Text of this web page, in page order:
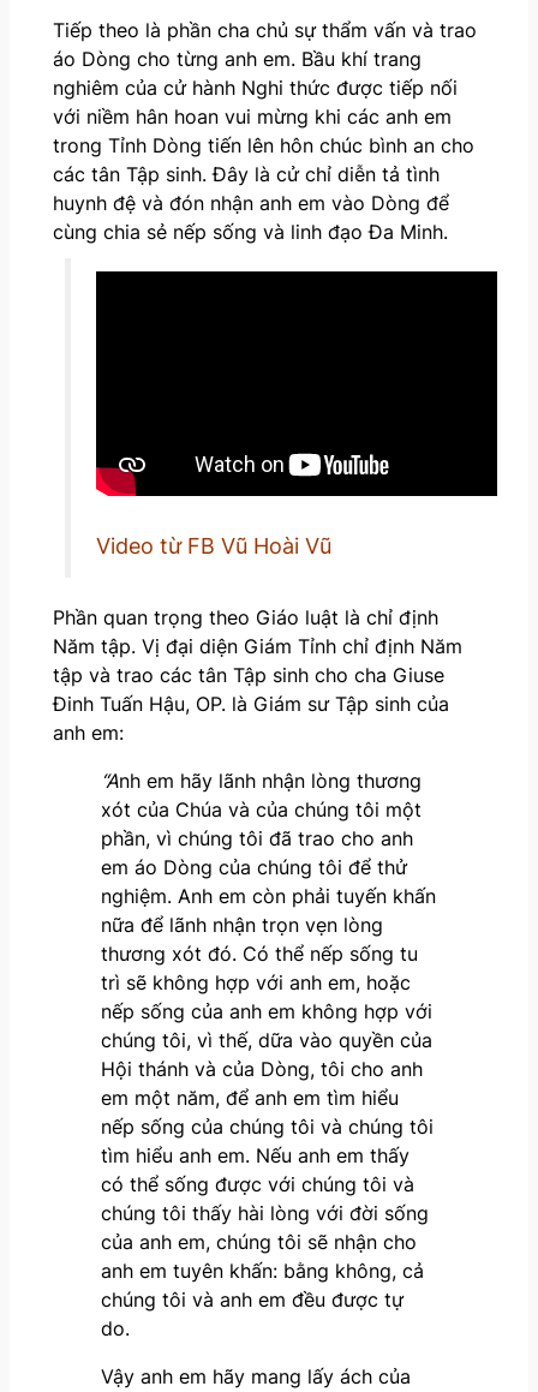
Tiếp theo là phần cha chủ sự thẩm vấn và trao
áo Dòng cho từng anh em. Bầu khí trang
nghiêm của cử hành Nghi thức được tiếp nối
với niềm hân hoan vui mừng khi các anh em
trong Tỉnh Dòng tiến lên hôn chúc bình an cho
các tân Tập sinh. Đây là cử chỉ diễn tả tình
huynh đệ và đón nhận anh em vào Dòng để
cùng chia sẻ nếp sống và linh đạo Đa Minh.
Video từ FB Vũ Hoài Vũ
Phần quan trọng theo Giáo luật là chỉ định
Năm tập. Vị đại diện Giám Tỉnh chỉ định Năm
tập và trao các tân Tập sinh cho cha Giuse
Đinh Tuấn Hậu, OP. là Giám sư Tập sinh của
anh em:
“Anh em hãy lãnh nhận lòng thương
xót của Chúa và của chúng tôi một
phần, vì chúng tôi đã trao cho anh
em áo Dòng của chúng tôi để thử
nghiệm. Anh em còn phải tuyến khấn
nữa để lãnh nhận trọn vẹn lòng
thương xót đó. Có thể nếp sống tu
trì sẽ không hợp với anh em, hoặc
nếp sống của anh em không hợp với
chúng tôi, vì thế, dữa vào quyền của
Hội thánh và của Dòng, tôi cho anh
em một năm, để anh em tìm hiểu
nếp sống của chúng tôi và chúng tôi
tìm hiểu anh em. Nếu anh em thấy
có thể sống được với chúng tôi và
chúng tôi thấy hài lòng với đời sống
của anh em, chúng tôi sẽ nhận cho
anh em tuyên khấn: bằng không, cả
chúng tôi và anh em đều được tự
do.
Vậy anh em hãy mang lấy ách của